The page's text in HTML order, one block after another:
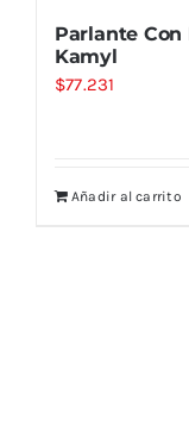
Parlante
Kamyl
$77.231
Añadir al carrito